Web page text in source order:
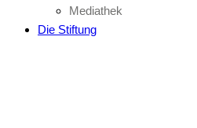
Mediathek
Die Stiftung